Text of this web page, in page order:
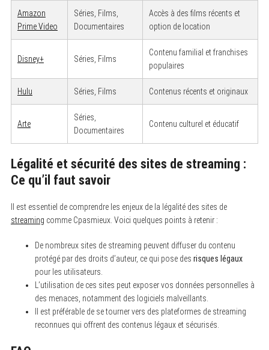
Amazon
Prime Video
Séries, Films,
Documentaires
Accès à des films récents et
option de location
Disney+ Séries, Films
Contenu familial et franchises
populaires
Hulu Séries, Films Contenus récents et originaux
Arte
Séries,
Documentaires
Contenu culturel et éducatif
Légalité et sécurité des sites de streaming :
Ce qu’il faut savoir
Il est essentiel de comprendre les enjeux de la légalité des sites de
streaming comme Cpasmieux. Voici quelques points à retenir :
De nombreux sites de streaming peuvent diffuser du contenu
protégé par des droits d’auteur, ce qui pose des risques légaux
pour les utilisateurs.
L’utilisation de ces sites peut exposer vos données personnelles à
des menaces, notamment des logiciels malveillants.
Il est préférable de se tourner vers des plateformes de streaming
reconnues qui offrent des contenus légaux et sécurisés.
r
c
o
r
: